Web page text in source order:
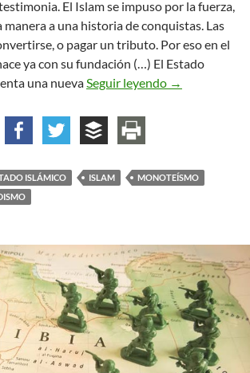
El Islam se impuso por la fuerza,
manera a una historia de conquistas. Las
o pagar un tributo. Por eso en el
ya con su fundación (…) El Estado
una nueva Seguir leyendo La vía de la
→
ISLÁMICO ISLAM
MONOTEÍSMO